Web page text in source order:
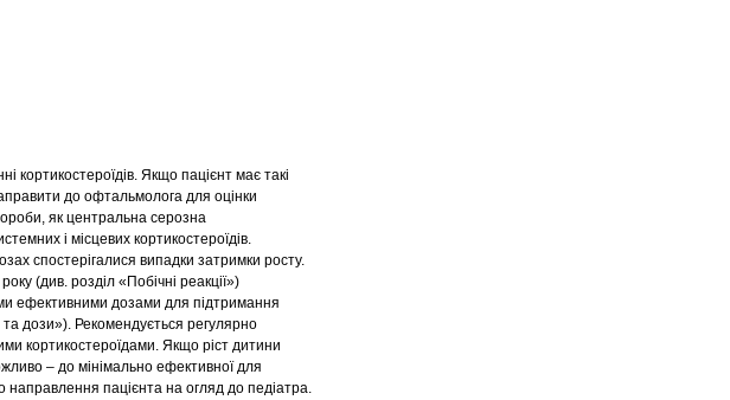
кортикостероїдів. Якщо пацієнт має такі
до офтальмолога для оцінки
як центральна серозна
і місцевих кортикостероїдів.
спостерігалися випадки затримки росту.
(див. розділ «Побічні реакції»)
ефективними дозами для підтримання
дози»). Рекомендується регулярно
кортикостероїдами. Якщо ріст дитини
– до мінімально ефективної для
пацієнта на огляд до педіатра.